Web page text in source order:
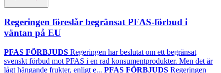
Regeringen föreslår begränsat PFAS-förbud i
väntan på EU
PFAS FÖRBJUDS Regeringen har beslutat om ett begränsat
svenskt förbud mot PFAS i en rad konsumentprodukter. Men det är
lågt hängande frukter, enligt e... PFAS FÖRBJUDS Regeringen